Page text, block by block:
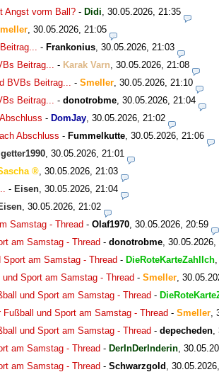
Angst vorm Ball? - Didi 30.05.2026, 21:35
30.05.2026, 21:05
- Frankonius 30.05.2026, 21:03
Beitrag...
- Karak Varn 30.05.2026, 21:08
BVBs Beitrag...
- Smeller 30.05.2026, 21:10
Beitrag...
- donotrobme 30.05.2026, 21:04
- DomJay 30.05.2026, 21:02
Abschluss - Fummelkutte 30.05.2026, 21:06
30.05.2026, 21:01
30.05.2026, 21:03
- Eisen 30.05.2026, 21:04
30.05.2026, 21:02
Samstag - Thread - Olaf1970 30.05.2026, 20:59
am Samstag - Thread - donotrobme 30.05.2026,
Sport am Samstag - Thread - DieRoteKarteZahlIch
und Sport am Samstag - Thread - Smeller
und Sport am Samstag - Thread -
Fußball und Sport am Samstag - Thread - Smeller
und Sport am Samstag - Thread - depecheden
am Samstag - Thread - DerInDerInderin
am Samstag - Thread - Schwarzgold